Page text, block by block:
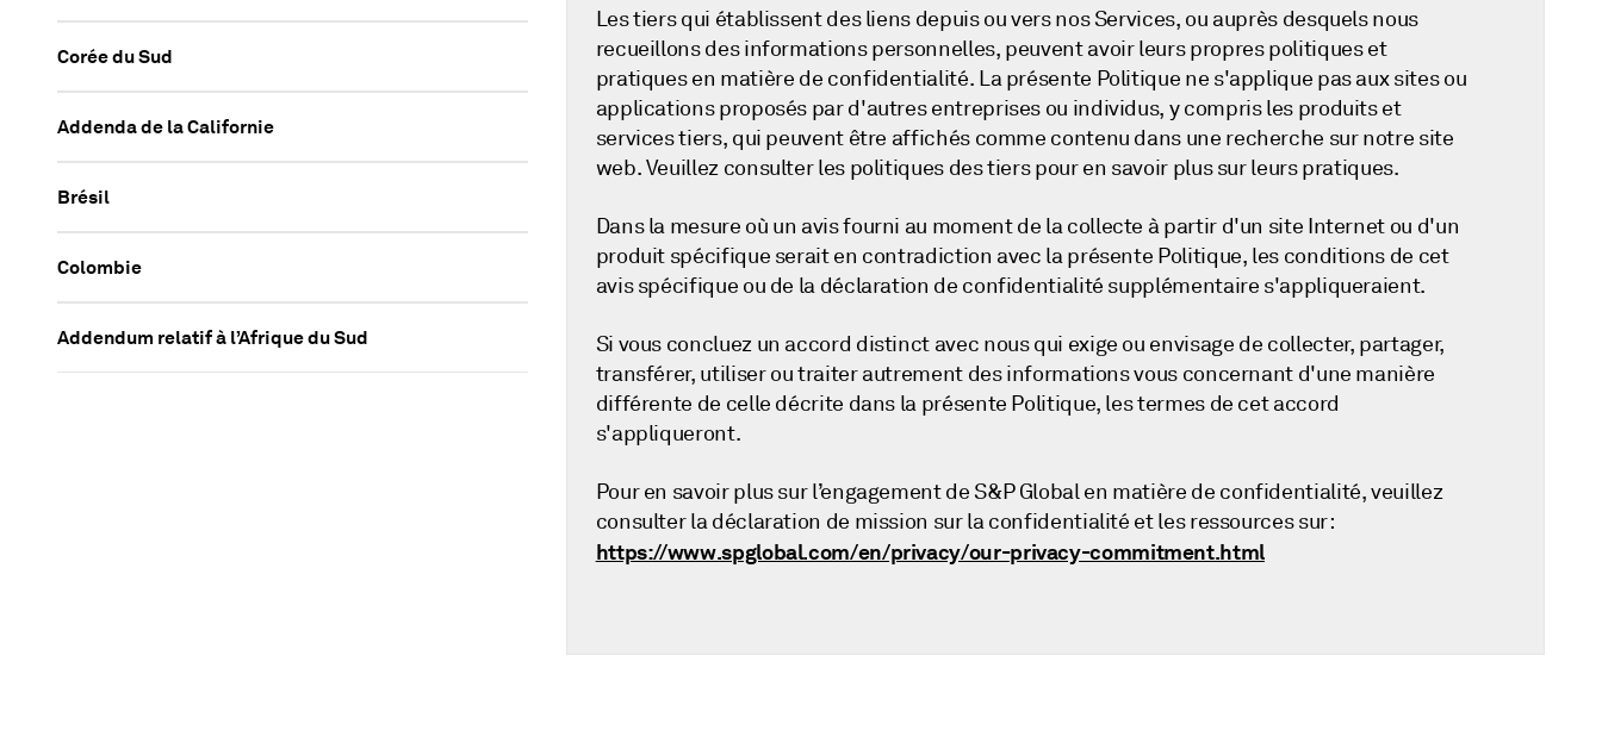
Corée du Sud
Addenda de la Californie
Brésil
Colombie
Addendum relatif à l’Afrique du Sud
Les tiers qui établissent des liens depuis ou vers nos Services, ou auprès desquels nous
recueillons des informations personnelles, peuvent avoir leurs propres politiques et
pratiques en matière de confidentialité. La présente Politique ne s'applique pas aux sites ou
applications proposés par d'autres entreprises ou individus, y compris les produits et
services tiers, qui peuvent être affichés comme contenu dans une recherche sur notre site
web. Veuillez consulter les politiques des tiers pour en savoir plus sur leurs pratiques.
Dans la mesure où un avis fourni au moment de la collecte à partir d'un site Internet ou d'un
produit spécifique serait en contradiction avec la présente Politique, les conditions de cet
avis spécifique ou de la déclaration de confidentialité supplémentaire s'appliqueraient.
Si vous concluez un accord distinct avec nous qui exige ou envisage de collecter, partager,
transférer, utiliser ou traiter autrement des informations vous concernant d'une manière
différente de celle décrite dans la présente Politique, les termes de cet accord
s'appliqueront.
Pour en savoir plus sur l’engagement de S&P Global en matière de confidentialité, veuillez
consulter la déclaration de mission sur la confidentialité et les ressources sur :
https://www.spglobal.com/en/privacy/our-privacy-commitment.html